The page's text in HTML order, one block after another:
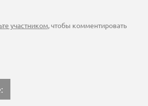
участником, чтобы комментировать